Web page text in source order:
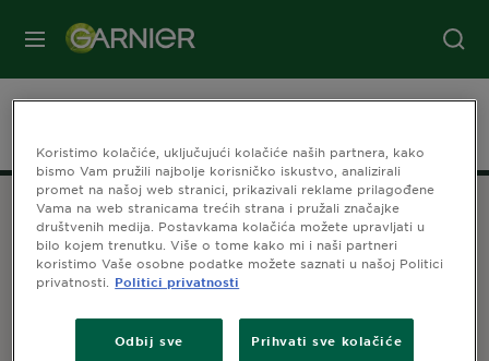
IZBORNIK
ODJEL ZA SAVJETOVANJE POTROŠAČA
Kontaktirajte nas!
9.00-17.00 ponedjeljak - petak
Koristimo kolačiće, uključujući kolačiće naših partnera, kako
bismo Vam pružili najbolje korisničko iskustvo, analizirali
promet na našoj web stranici, prikazivali reklame prilagođene
Vama na web stranicama trećih strana i pružali značajke
društvenih medija. Postavkama kolačića možete upravljati u
bilo kojem trenutku. Više o tome kako mi i naši partneri
koristimo Vaše osobne podatke možete saznati u našoj Politici
privatnosti.
Politici privatnosti
Odbij sve Prihvati sve kolačiće